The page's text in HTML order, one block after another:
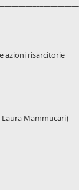
azioni risarcitorie
Mammucari)